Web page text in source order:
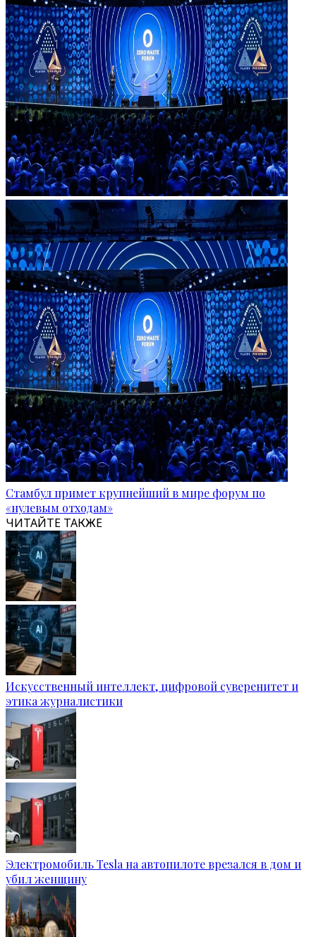
Стамбул примет крупнейший в мире форум по
«нулевым отходам»
ЧИТАЙТЕ ТАКЖЕ
Искусственный интеллект, цифровой суверенитет и
этика журналистики
Электромобиль Tesla на автопилоте врезался в дом и
убил женщину